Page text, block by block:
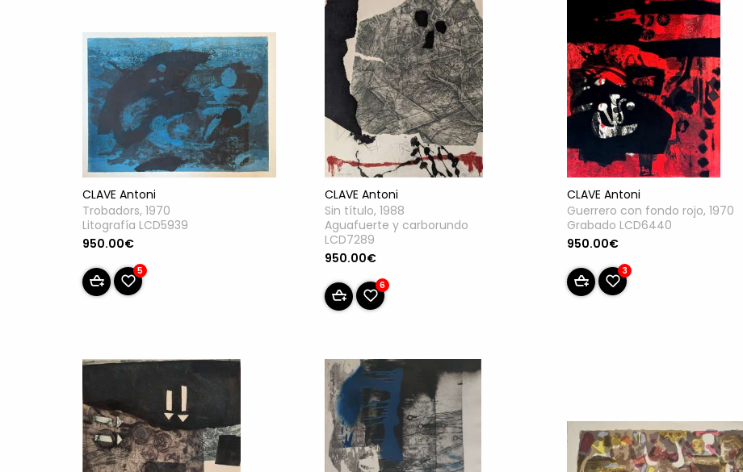
CLAVE Antoni
Trobadors, 1970
Litografía LCD5939
950.00€
5
CLAVE Antoni
Sin título, 1988
Aguafuerte y carborundo
LCD7289
950.00€
6
CLAVE Antoni
Guerrero con fondo rojo, 1970
Grabado LCD6440
950.00€
3